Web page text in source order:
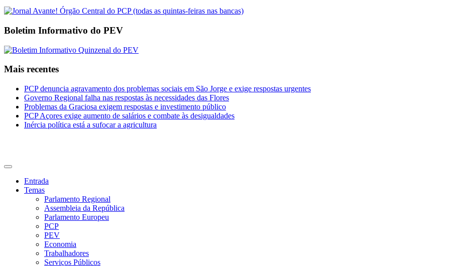
Boletim Informativo do PEV
Mais recentes
PCP denuncia agravamento dos problemas sociais em São Jorge e exige respostas urgentes
Governo Regional falha nas respostas às necessidades das Flores
Problemas da Graciosa exigem respostas e investimento público
PCP Açores exige aumento de salários e combate às desigualdades
Inércia política está a sufocar a agricultura
Entrada
Temas
Parlamento Regional
Assembleia da República
Parlamento Europeu
PCP
PEV
Economia
Trabalhadores
Serviços Públicos